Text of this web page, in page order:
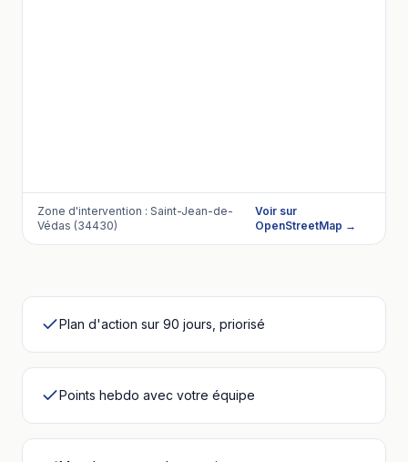
Zone d'intervention : Saint-Jean-de-
Védas (34430)
Voir sur
OpenStreetMap →
Plan d'action sur 90 jours, priorisé
Points hebdo avec votre équipe